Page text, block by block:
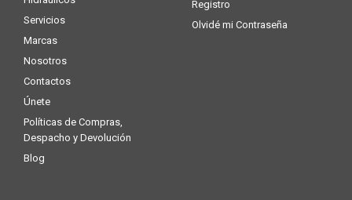
Servicios
Marcas
Nosotros
Contactos
Únete
Políticas de Compras,
Despacho y Devolución
Blog
Registro
Olvidé mi Contraseña